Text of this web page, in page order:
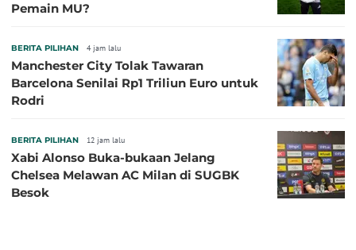
Pemain MU?
BERITA PILIHAN 4 jam lalu
Manchester City Tolak Tawaran
Barcelona Senilai Rp1 Triliun Euro untuk
Rodri
BERITA PILIHAN 12 jam lalu
Xabi Alonso Buka-bukaan Jelang
Chelsea Melawan AC Milan di SUGBK
Besok